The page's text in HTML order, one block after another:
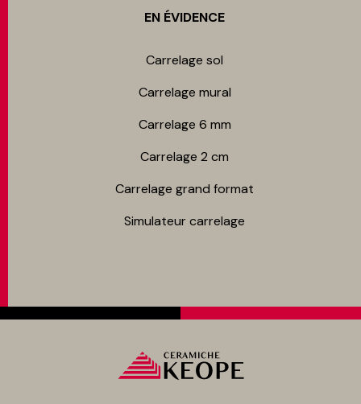
EN ÉVIDENCE
Carrelage sol
Carrelage mur​al
Carrelage 6 mm
Carrelage 2 cm
Carrelage grand format
Simulateur carrelage